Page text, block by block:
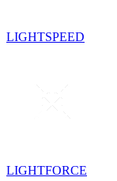
LIGHTSPEED
LIGHTFORCE